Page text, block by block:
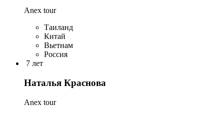
Anex tour
Таиланд
Китай
Вьетнам
Россия
7 лет
Наталья Краснова
Anex tour